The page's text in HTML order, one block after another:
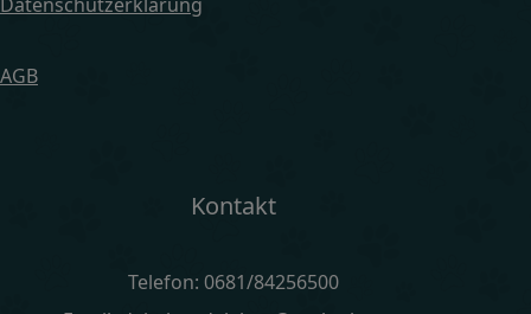
AGB
Kontakt
Telefon: 0681/84256500